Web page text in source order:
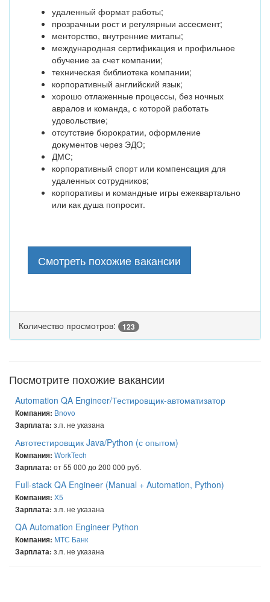
удаленный формат работы;
прозрачныи рост и регулярныи ассесмент;
менторство, внутренние митапы;
международная сертификация и профильное
обучение за счет компании;
техническая библиотека компании;
корпоративный английский язык;
хорошо отлаженные процессы, без ночных
авралов и команда, с которой работать
удовольствие;
отсутствие бюрократии, оформление
документов через ЭДО;
ДМС;
корпоративный спорт или компенсация для
удаленных сотрудников;
корпоративы и командные игры ежеквартально
или как душа попросит.
Смотреть похожие вакансии
Количество просмотров: 123
Посмотрите похожие вакансии
Automation QA Engineer/Тестировщик-автоматизатор
Компания: Bnovo
Зарплата: з.п. не указана
Автотестировщик Java/Python (с опытом)
Компания: WorkTech
Зарплата: от 55 000 до 200 000 руб.
Full-stack QA Engineer (Manual + Automation, Python)
Компания: Х5
Зарплата: з.п. не указана
QA Automation Engineer Python
Компания: МТС Банк
Зарплата: з.п. не указана